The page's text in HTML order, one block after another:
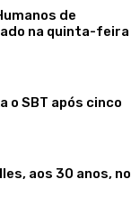
de
na quinta-feira
o SBT após cinco
aos 30 anos, no